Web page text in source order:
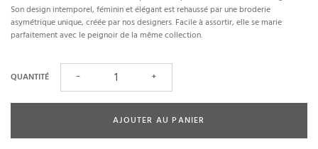
Son design intemporel, féminin et élégant est rehaussé par une broderie
asymétrique unique, créée par nos designers. Facile à assortir, elle se marie
parfaitement avec le peignoir de la même collection.
QUANTITÉ − +
AJOUTER AU PANIER